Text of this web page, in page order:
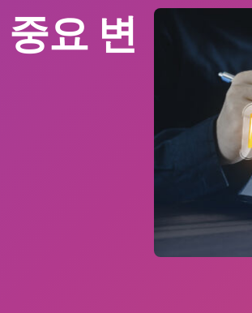
Al 신뢰성 확보
직원 참여도 및 도입 촉진
SaaS 관리 및 운영
Insights for Microsoft 365
Microsoft 365 사용자, 데이터,
Policies for Microsoft 365
Teams, Exchange,
Cloud Governance
구조화된 클라우드 제어
관리형 서비스 제공업체(MSP)
부가가치 리셀러(VARS)
체크리스트
AI 성공을 위한 10
전략
모든 리소
요 변